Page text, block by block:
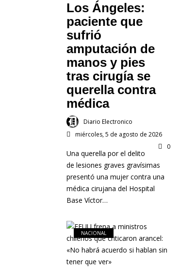
Los Ángeles:
paciente que
sufrió
amputación de
manos y pies
tras cirugía se
querella contra
médica
Diario Electronico
miércoles, 5 de agosto de 2026
0
Una querella por el delito
de lesiones graves gravísimas
presentó una mujer contra una
médica cirujana del Hospital
Base Víctor…
NACIONAL